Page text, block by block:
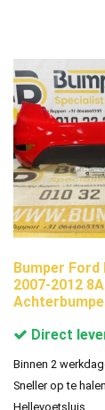
Bumper Ford
2007-2012
Direct
Binnen 2
Sneller op te
Hellevoetsluis.